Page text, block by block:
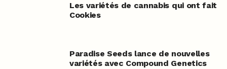
Les variétés de cannabis qui ont fait
Cookies
Paradise Seeds lance de nouvelles
variétés avec Compound Genetics